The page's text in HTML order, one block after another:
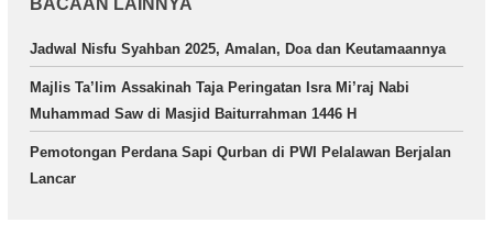
BACAAN LAINNYA
Jadwal Nisfu Syahban 2025, Amalan, Doa dan Keutamaannya
Majlis Ta’lim Assakinah Taja Peringatan Isra Mi’raj Nabi
Muhammad Saw di Masjid Baiturrahman 1446 H
Pemotongan Perdana Sapi Qurban di PWI Pelalawan Berjalan
Lancar